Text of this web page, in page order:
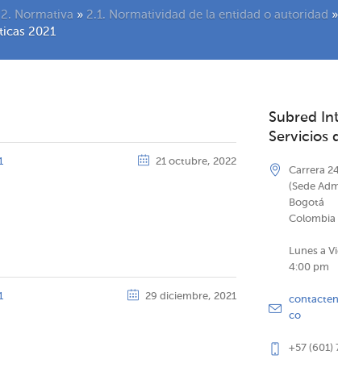
2. Normativa » 2.1. Normatividad de la entidad o autoridad »
2021
21 octubre, 2022
29 diciembre, 2021
Subred
Servicios
Carrera
(Sede
Bogotá
Colombia
Lunes a
4:00 pm
co
+57 (601)